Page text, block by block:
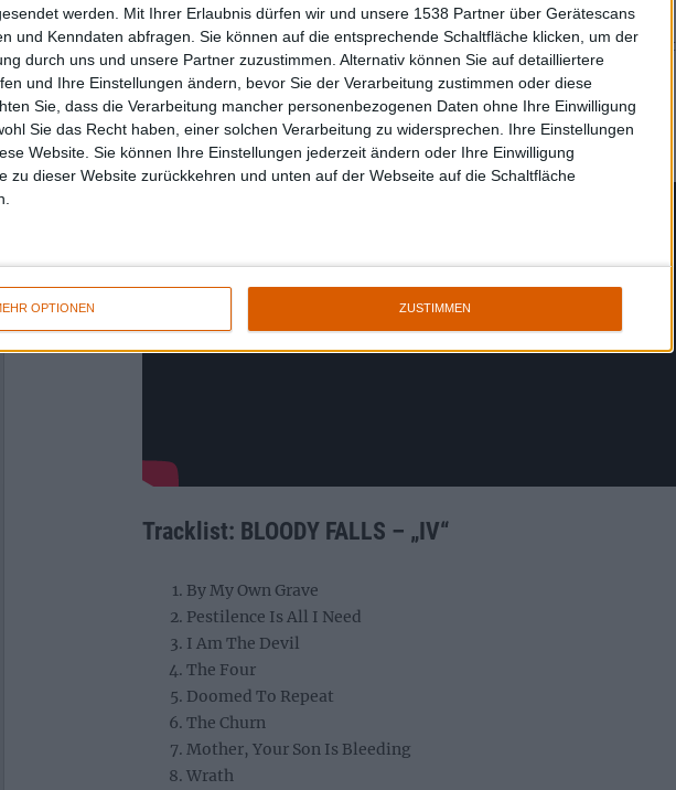
werden.
Mit Ihrer Erlaubnis dürfen wir und unsere 1538 Partner über Gerätescans
und Kenndaten abfragen. Sie können auf die entsprechende Schaltfläche klicken, um der
durch uns und unsere Partner zuzustimmen. Alternativ können Sie auf detailliertere
und Ihre Einstellungen ändern, bevor Sie der Verarbeitung zustimmen oder diese
Sie, dass die Verarbeitung mancher personenbezogenen Daten ohne Ihre Einwilligung
Sie das Recht haben, einer solchen Verarbeitung zu widersprechen. Ihre Einstellungen
Website. Sie können Ihre Einstellungen jederzeit ändern oder Ihre Einwilligung
zu dieser Website zurückkehren und unten auf der Webseite auf die Schaltfläche
OPTIONEN ZUSTIMMEN
Nachdem bereits frühere Singles wie „I Am The Devil“ und „Mother,
Your Son Is Bleeding“ die Richtung des Albums andeuteten, bestätigt
„The Four“, dass „IV“ das bisher aggressivste und emotional
zerstörerischste Material von BLOODY FALLS ist.
Das Album kannhier vorbestellt werden.
Tracklist: BLOODY FALLS – „IV“
By My Own Grave
Pestilence Is All I Need
I Am The Devil
The Four
Doomed To Repeat
The Churn
Mother, Your Son Is Bleeding
Wrath